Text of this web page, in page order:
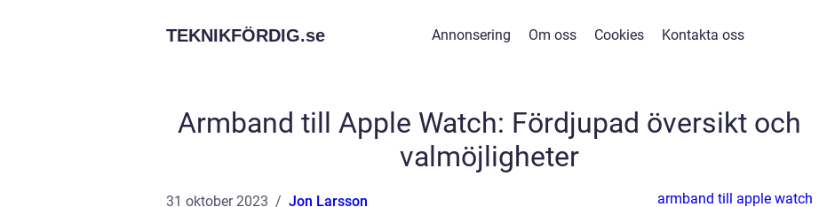
TEKNIKFÖRDIG.se Annonsering Om oss Cookies Kontakta oss
Armband till Apple Watch: Fördjupad översikt och
valmöjligheter
31 oktober 2023 Jon Larsson armband till apple watch